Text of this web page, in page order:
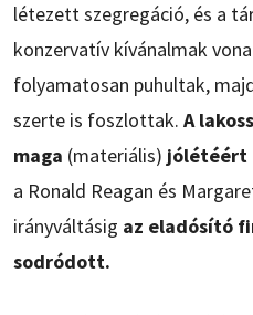
létezett szegregáció, és a
konzervatív kívánalmak
folyamatosan puhultak,
szerte is foszlottak. A
maga (materiális) jólétéért
a Ronald Reagan és
irányváltásig az eladósító
sodródott.